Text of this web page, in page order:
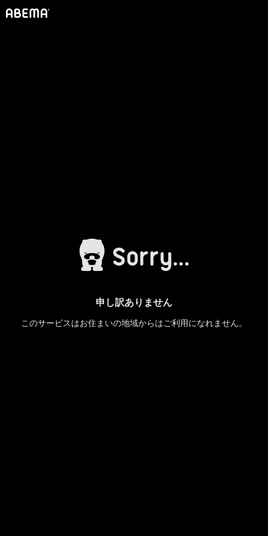
申し訳ありません
このサービスはお住まいの地域からはご利用になれません。